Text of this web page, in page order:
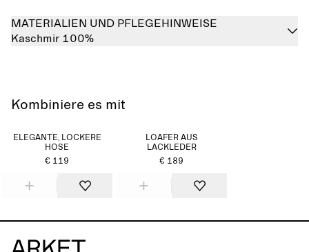
MATERIALIEN UND PFLEGEHINWEISE
Kaschmir 100%
Kombiniere es mit
ELEGANTE, LOCKERE
HOSE
€ 119
LOAFER AUS
LACKLEDER
€ 189